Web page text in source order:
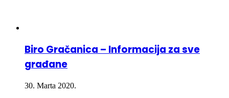
Biro Gračanica – Informacija za sve
građane
30. Marta 2020.